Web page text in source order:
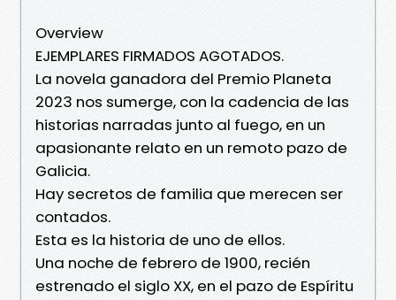
Overview
EJEMPLARES FIRMADOS AGOTADOS.
La novela ganadora del Premio Planeta
2023 nos sumerge, con la cadencia de las
historias narradas junto al fuego, en un
apasionante relato en un remoto pazo de
Galicia.
Hay secretos de familia que merecen ser
contados.
Esta es la historia de uno de ellos.
Una noche de febrero de 1900, recién
estrenado el siglo XX, en el pazo de Espíritu